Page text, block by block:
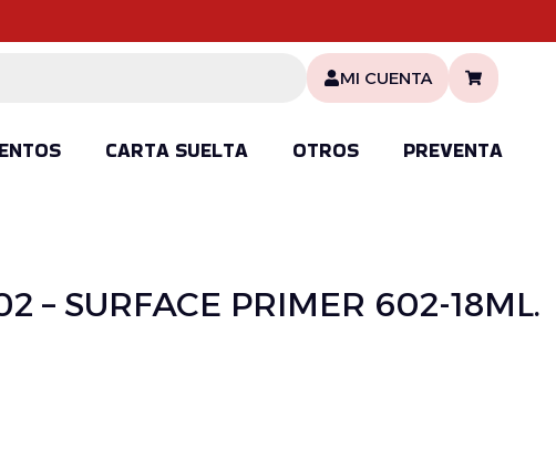
MI CUENTA
CARTA SUELTA OTROS PREVENTA
– SURFACE PRIMER 602-18ML.